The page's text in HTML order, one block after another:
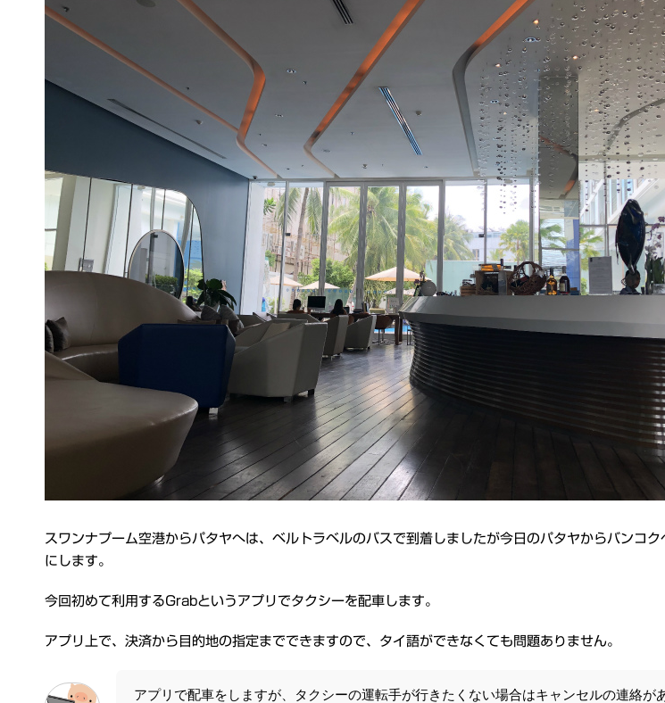
スワンナプーム空港からパタヤへは、ベルトラベルのバスで到着しましたが今日のパタヤからバンコ
にします。
今回初めて利用するGrabというアプリでタクシーを配車します。
アプリ上で、決済から目的地の指定までできますので、タイ語ができなくても問題ありません。
アプリで配車をしますが、タクシーの運転手が行きたくない場合はキャンセルの連絡が